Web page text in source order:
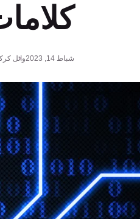
شباط 14, 2023 وائل